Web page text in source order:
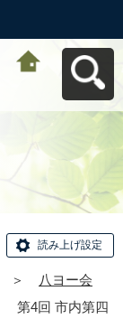
読み上げ設定
＞
八ヨー会
第4回 市内第四